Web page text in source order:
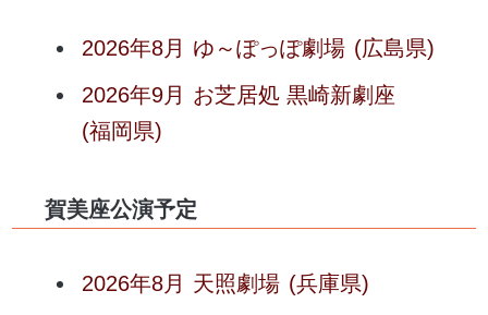
2026年8月 ゆ～ぽっぽ劇場 (広島県)
2026年9月 お芝居処 黒崎新劇座
(福岡県)
賀美座公演予定
2026年8月 天照劇場 (兵庫県)